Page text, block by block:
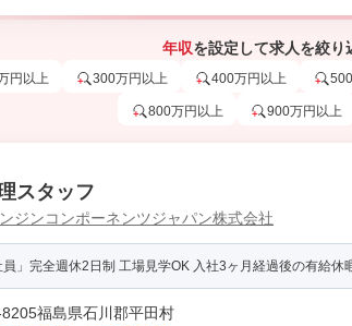
年収を設定して求人を絞り
円以上 300万円以上 400万円以上
800万円以上 900万円以上
スタッフ
ジンコンポーネンツジャパン株式会社
員」完全週休2日制 工場見学OK 入社3ヶ月経過後の有給
福島県石川郡平田村